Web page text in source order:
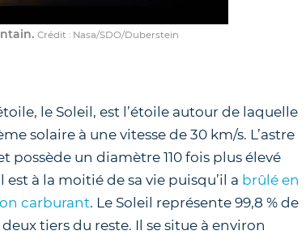
Crédit : Nasa/SDO/Duberstein
le Soleil, est l’étoile autour de laquelle
solaire à une vitesse de 30 km/s. L’astre
possède un diamètre 110 fois plus élevé
à la moitié de sa vie puisqu’il a brûlé en
carburant. Le Soleil représente 99,8 % de
tiers du reste. Il se situe à environ